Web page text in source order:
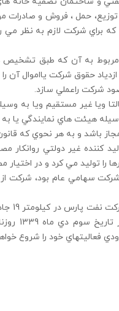
حمل ، فروش و صادرات
براي شركت لازم به نظر مي
مربوط به آن كه طبق
حقوق شركت يااموال آن
شركت راعملي سازد.
ويا غير مستقيم ويا به
وسيله هيئت هاي نمايندگي
باشد و به هر نحوي كه
غير دولتي روانكار
را توليد مي كرد و در
فعاليتهاي خود را شروع